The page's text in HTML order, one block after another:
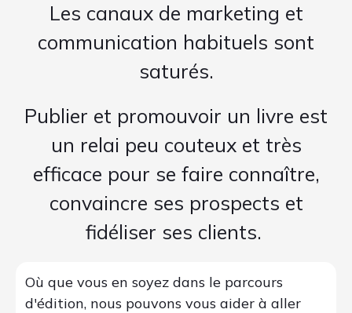
Les canaux de marketing et
communication habituels sont
saturés.
Publier et promouvoir un livre est
un relai peu couteux et très
efficace pour se faire connaître,
convaincre ses prospects et
fidéliser ses clients.
Où que vous en soyez dans le parcours
d'édition, nous pouvons vous aider à aller